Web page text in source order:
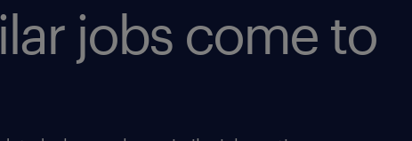
jobs come to